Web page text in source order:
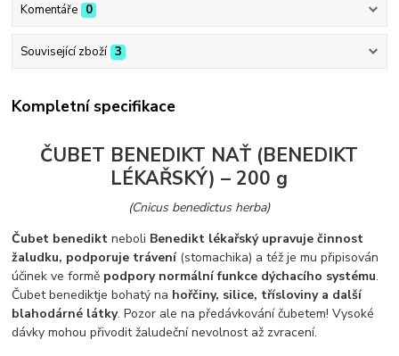
Komentáře 0
Související zboží 3
Kompletní specifikace
ČUBET BENEDIKT NAŤ (BENEDIKT
LÉKAŘSKÝ) – 200 g
(Cnicus benedictus herba)
Čubet benediktneboli Benedikt lékařský upravuje činnost
žaludku, podporuje trávení(stomachika) a též je mu připisován
účinek ve formě podpory normální funkce dýchacího systému.
Čubet benediktje bohatý na hořčiny, silice, třísloviny a další
blahodárné látky. Pozor ale na předávkování čubetem! Vysoké
dávky mohou přivodit žaludeční nevolnost až zvracení.